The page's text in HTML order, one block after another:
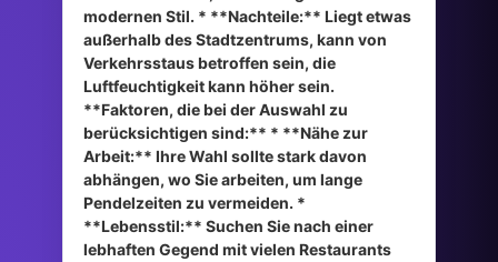
modernen Stil. * **Nachteile:** Liegt etwas
außerhalb des Stadtzentrums, kann von
Verkehrsstaus betroffen sein, die
Luftfeuchtigkeit kann höher sein.
**Faktoren, die bei der Auswahl zu
berücksichtigen sind:** * **Nähe zur
Arbeit:** Ihre Wahl sollte stark davon
abhängen, wo Sie arbeiten, um lange
Pendelzeiten zu vermeiden. *
**Lebensstil:** Suchen Sie nach einer
lebhaften Gegend mit vielen Restaurants